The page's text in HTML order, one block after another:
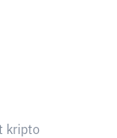
kripto